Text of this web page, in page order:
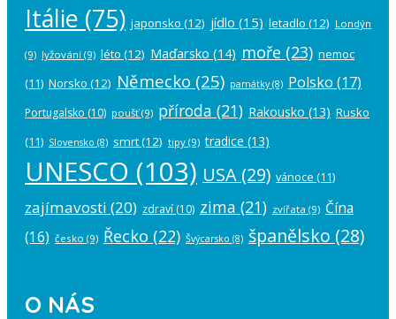
Itálie (75) japonsko (12) jídlo (15) letadlo (12) Londýn
(9) lyžování (9) léto (12) Maďarsko (14) moře (23) nemoc
(11) Norsko (12) Německo (25) památky(8) Polsko (17)
Portugalsko (10) poušť(9) příroda (21) Rakousko (13) Rusko
(11) Slovensko (8) smrt(12) tipy (9) tradice (13)
UNESCO (103) USA (29) vánoce (11)
zajímavosti (20) zdraví (10) zima (21) zvířata (9) Čína
(16) česko (9) Řecko (22) Švýcarsko (8) španělsko (28)
O NÁS